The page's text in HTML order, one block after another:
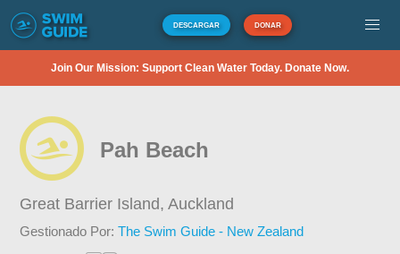
DESCARGAR DONAR
Join Our Mission: Support Clean Water Today. Donate Now.
Pah Beach
Great Barrier Island,Auckland
Gestionado Por:The Swim Guide - New Zealand